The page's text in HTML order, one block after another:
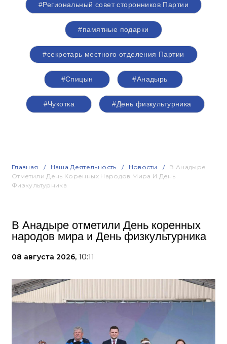
#Региональный совет сторонников Партии
#памятные подарки
#секретарь местного отделения Партии
#Спицын #Анадырь
#Чукотка #День физкультурника
Главная Наша Деятельность Новости
В Анадыре
Отметили День Коренных Народов Мира И День
Физкультурника
В Анадыре отметили День коренных
народов мира и День физкультурника
08 августа 2026, 10:11